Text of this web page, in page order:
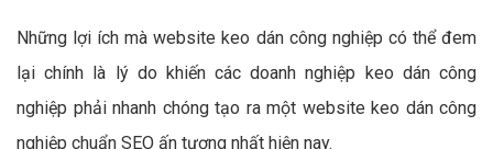
Những lợi ích mà website keo dán công nghiệp có thể đem
lại chính là lý do khiến các doanh nghiệp keo dán công
nghiệp phải nhanh chóng tạo ra một website keo dán công
nghiệp chuẩn SEO ấn tượng nhất hiện nay.